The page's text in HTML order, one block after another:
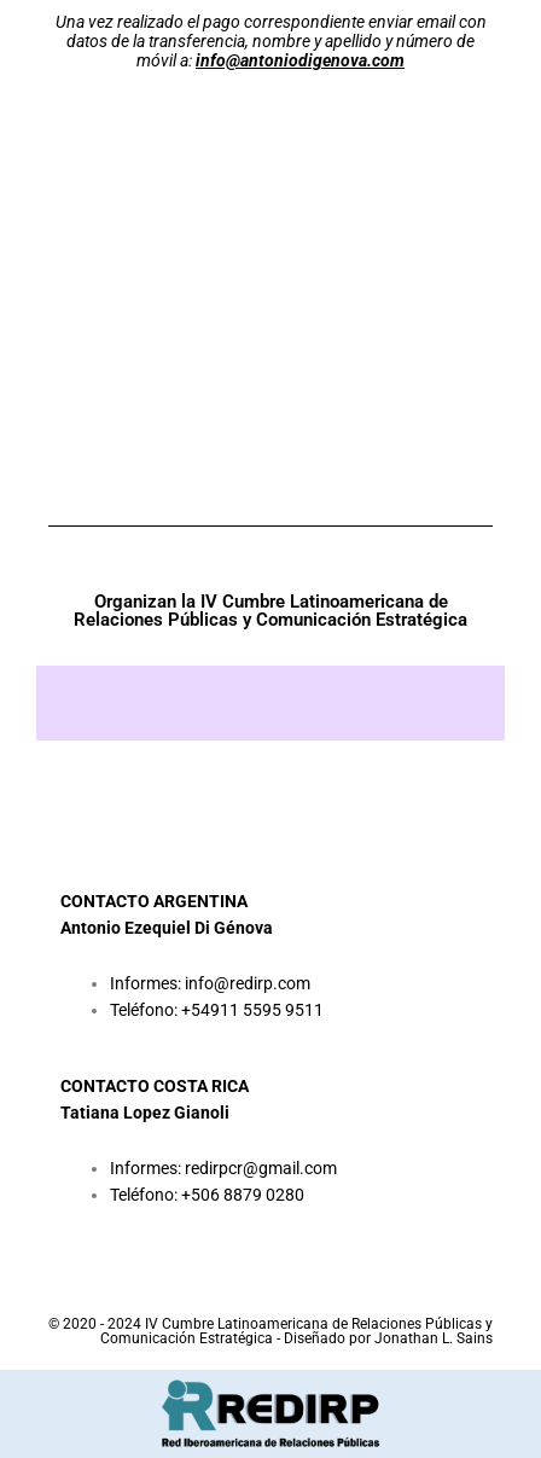
Una vez realizado el pago correspondiente enviar email con
datos de la transferencia, nombre y apellido y número de
móvil a:info@antoniodigenova.com
Organizan la IV Cumbre Latinoamericana de
Relaciones Públicas y Comunicación Estratégica
CONTACTO ARGENTINA
Antonio Ezequiel Di Génova
Informes: info@redirp.com
Teléfono: +54911 5595 9511
CONTACTO COSTA RICA
Tatiana Lopez Gianoli
Informes: redirpcr@gmail.com
Teléfono: +506 8879 0280
© 2020 - 2024 IV Cumbre Latinoamericana de Relaciones Públicas y
Comunicación Estratégica - Diseñado por Jonathan L. Sains